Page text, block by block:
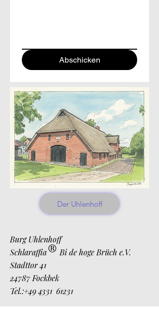
Abschicken
Der Uhlenhoff
Burg Uhlenhoff
Schlaraffia® Bi de hoge Brüch e.V.
Stadttor 41
24787 Fockbek
Tel.:+49 4331 61231